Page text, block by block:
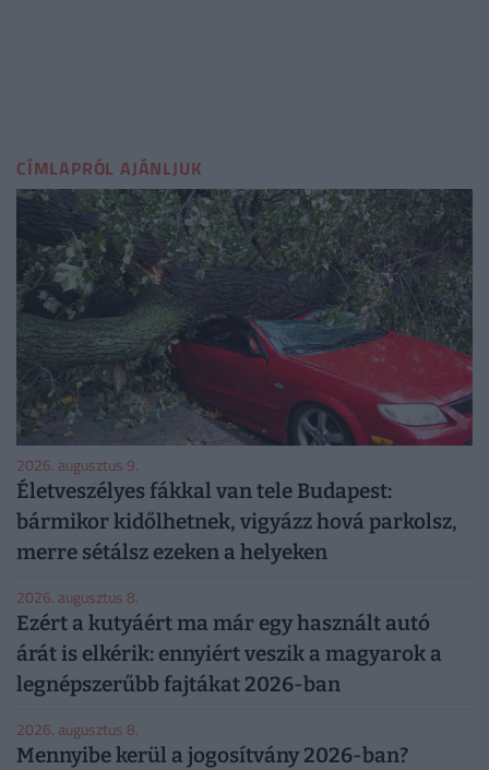
CÍMLAPRÓL AJÁNLJUK
2026. augusztus 9.
Életveszélyes fákkal van tele Budapest:
bármikor kidőlhetnek, vigyázz hová parkolsz,
merre sétálsz ezeken a helyeken
2026. augusztus 8.
Ezért a kutyáért ma már egy használt autó
árát is elkérik: ennyiért veszik a magyarok a
legnépszerűbb fajtákat 2026-ban
2026. augusztus 8.
Mennyibe kerül a jogosítvány 2026-ban?